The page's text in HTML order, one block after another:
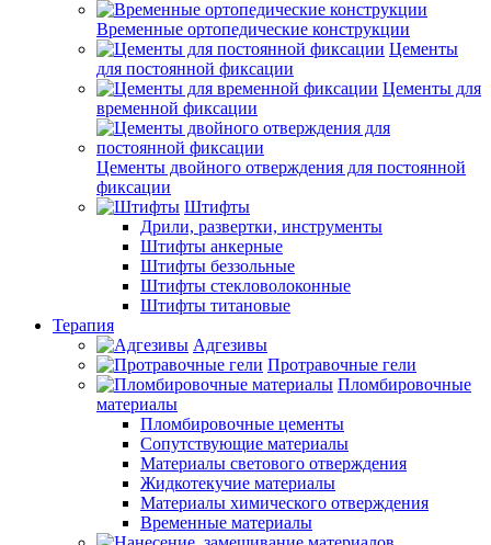
Временные ортопедические конструкции
Цементы
для постоянной фиксации
Цементы для
временной фиксации
Цементы двойного отверждения для постоянной
фиксации
Штифты
Дрили, развертки, инструменты
Штифты анкерные
Штифты беззольные
Штифты стекловолоконные
Штифты титановые
Терапия
Адгезивы
Протравочные гели
Пломбировочные
материалы
Пломбировочные цементы
Сопутствующие материалы
Материалы светового отверждения
Жидкотекучие материалы
Материалы химического отверждения
Временные материалы